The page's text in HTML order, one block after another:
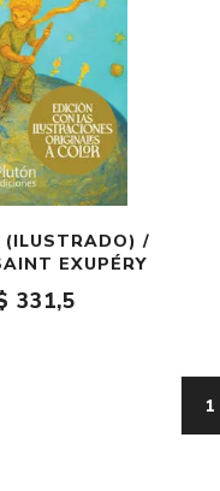
(ILUSTRADO) /
EXUPÉRY
331,5
1